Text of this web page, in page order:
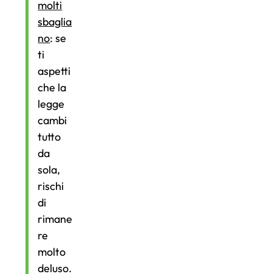
molti
sbaglia
no: se
ti
aspetti
che la
legge
cambi
tutto
da
sola,
rischi
di
rimane
re
molto
deluso.